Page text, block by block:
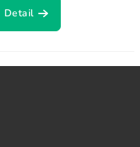
Detail